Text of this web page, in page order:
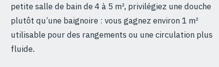
petite salle de bain de 4 à 5 m², privilégiez une douche
plutôt qu’une baignoire : vous gagnez environ 1 m²
utilisable pour des rangements ou une circulation plus
fluide.